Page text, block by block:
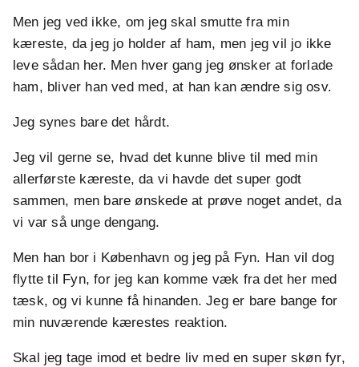
Men jeg ved ikke, om jeg skal smutte fra min
kæreste, da jeg jo holder af ham, men jeg vil jo ikke
leve sådan her. Men hver gang jeg ønsker at forlade
ham, bliver han ved med, at han kan ændre sig osv.
Jeg synes bare det hårdt.
Jeg vil gerne se, hvad det kunne blive til med min
allerførste kæreste, da vi havde det super godt
sammen, men bare ønskede at prøve noget andet, da
vi var så unge dengang.
Men han bor i København og jeg på Fyn. Han vil dog
flytte til Fyn, for jeg kan komme væk fra det her med
tæsk, og vi kunne få hinanden. Jeg er bare bange for
min nuværende kærestes reaktion.
Skal jeg tage imod et bedre liv med en super skøn fyr,